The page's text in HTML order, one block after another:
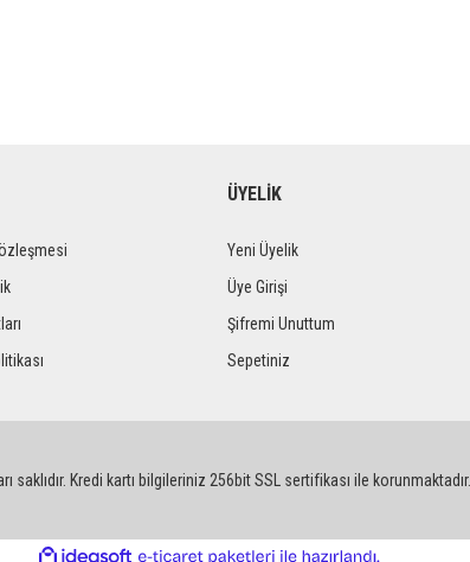
ÜYELİK
Yeni Üyelik
Üye Girişi
Şifremi Unuttum
Sepetiniz
saklıdır. Kredi kartı bilgileriniz 256bit SSL sertifikası ile korunmaktadır.
ideasoft e-